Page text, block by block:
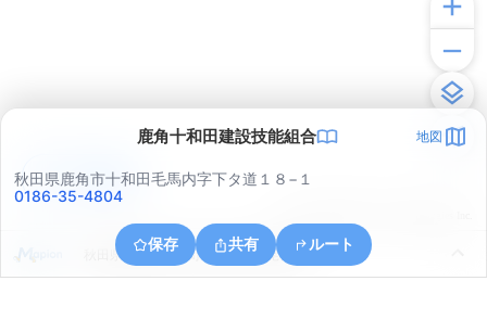
鹿角十和田建設技能組合 地図
秋田県鹿角市十和田毛馬内字下タ道１８−１
0186-35-4804
保存 共有 ルート
秋田県鹿角郡小坂町小坂鉱山字尾樽部
アプリで見る